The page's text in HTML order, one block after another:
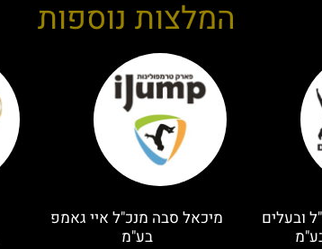
המלצות נוספות
ובעלים
מיכאל סבה מנכ"ל איי גאמפ
בע"מ